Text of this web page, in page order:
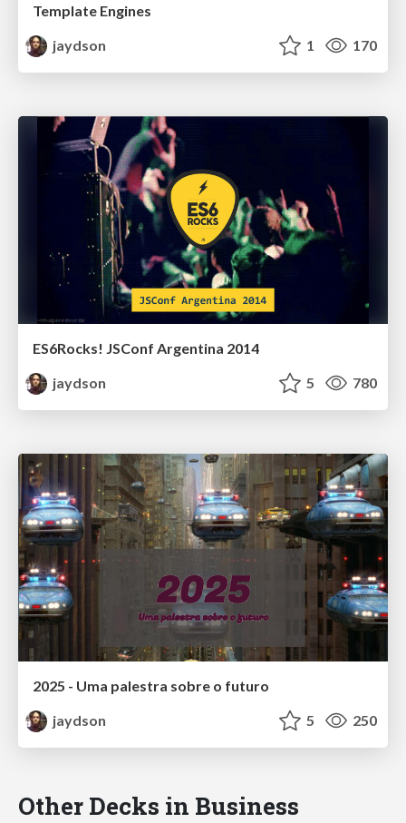
Template Engines
jaydson
1 170
ES6Rocks! JSConf Argentina 2014
jaydson
5 780
2025 - Uma palestra sobre o futuro
jaydson
5 250
Other Decks in Business